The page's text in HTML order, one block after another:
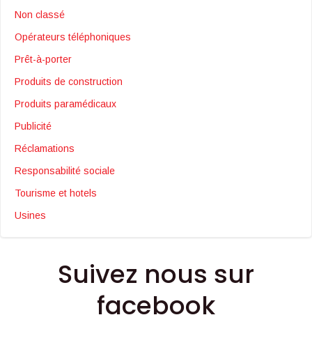
Non classé
Opérateurs téléphoniques
Prêt-à-porter
Produits de construction
Produits paramédicaux
Publicité
Réclamations
Responsabilité sociale
Tourisme et hotels
Usines
Suivez nous sur
facebook